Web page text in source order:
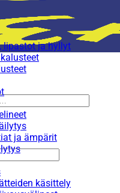
lipastot ja hyllyt
ja ämpärit
käsittely